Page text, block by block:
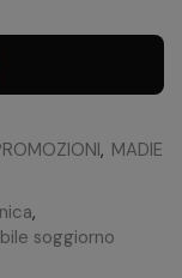
, MADIE
,
soggiorno